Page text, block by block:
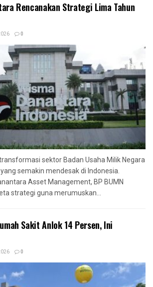
Rencanakan Strategi Lima Tahun
0
sektor Badan Usaha Milik Negara
semakin mendesak di Indonesia.
Asset Management, BP BUMN
strategi guna merumuskan...
Sakit Anlok 14 Persen, Ini
0